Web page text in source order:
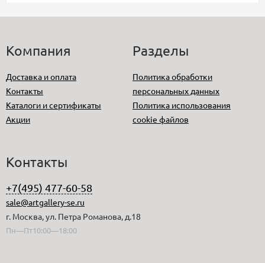
Компания
Доставка и оплата
Контакты
Каталоги и сертификаты
Акции
Разделы
Политика обработки
персональных данных
Политика использования
cookie файлов
Контакты
+7(495) 477-60-58
sale@artgallery-se.ru
г. Москва, ул. Петра Романова, д.18
Пн—Пт10:00—18:00